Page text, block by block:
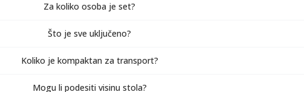
Za koliko osoba je set?
Što je sve uključeno?
Koliko je kompaktan za transport?
Mogu li podesiti visinu stola?